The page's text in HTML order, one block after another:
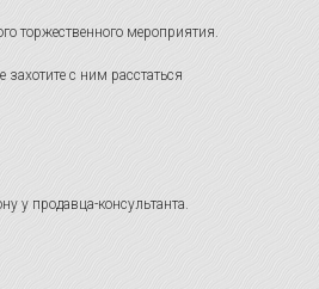
торжественного мероприятия.
с ним расстаться
у продавца-консультанта.